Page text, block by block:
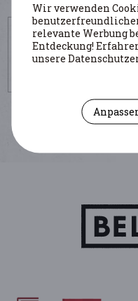
UM DIESE SEITE ZU
Autor : Roden Dimitri
https://www.belgiumwwii.be/
Wir verwenden
relevante Werbung
Entdeckung!
unsere